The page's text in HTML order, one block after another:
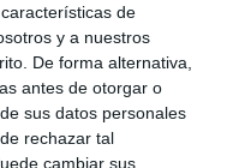
de
y a nuestros
De forma alternativa,
antes de otorgar o
sus datos personales
rechazar tal
cambiar sus